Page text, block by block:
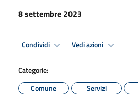
8 settembre 2023
Condividi Vedi azioni
Categorie:
Comune
Servizi